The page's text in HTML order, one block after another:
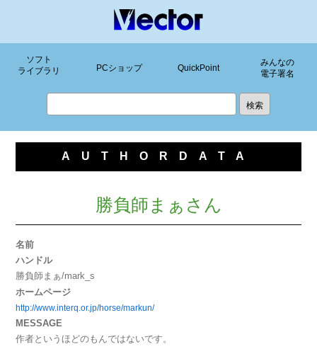
ソフト
ライブラリ
PCショップ QuickPoint
みんなの
電子署名
AUTHORDATA
勝負師まぁさん
名前
ハンドル
勝負師まぁ/mark_s
ホームページ
http://www.interq.or.jp/horse/markun/
MESSAGE
作者というほどのもんではないです。